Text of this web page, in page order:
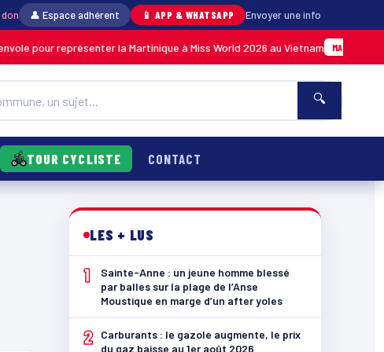
👤 Espace adhérent 📱 APP & WHATSAPP Envoyer une info
pour représenter la Martinique à Miss World 2026 au Vietnam MARTINIQUE
🔍
TOUR CYCLISTE CONTACT
LES + LUS
1
Sainte-Anne : un jeune homme blessé
par balles sur la plage de l’Anse
Moustique en marge d’un after yoles
2
Carburants : le gazole augmente, le prix
du gaz baisse au 1er août 2026